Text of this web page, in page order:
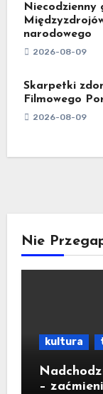
Niecodzienny
narodowego
2026-08-09
Skarpetki
Filmowego
2026-08-09
Nie
kultura
–